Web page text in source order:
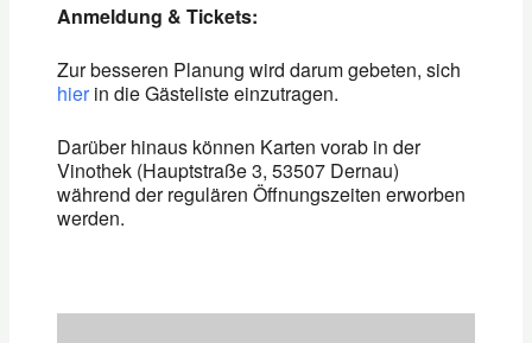
Anmeldung & Tickets:
Zur besseren Planung wird darum gebeten, sich
hierin die Gästeliste einzutragen.
Darüber hinaus können Karten vorab in der
Vinothek (Hauptstraße 3, 53507 Dernau)
während der regulären Öffnungszeiten erworben
werden.